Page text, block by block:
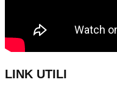
LINK UTILI